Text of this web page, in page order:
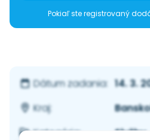
Pokiaľ ste registrovaný
Dátum zadania: 14. 3.
Kraj:
Kategória:
Služby